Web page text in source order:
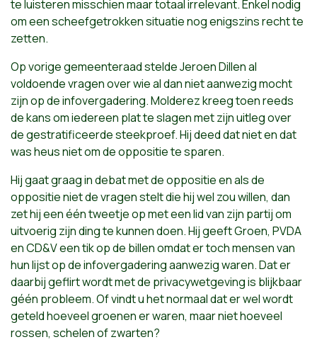
te luisteren misschien maar totaal irrelevant. Enkel nodig
om een scheefgetrokken situatie nog enigszins recht te
zetten.
Op vorige gemeenteraad stelde Jeroen Dillen al
voldoende vragen over wie al dan niet aanwezig mocht
zijn op de infovergadering. Molderez kreeg toen reeds
de kans om iedereen plat te slagen met zijn uitleg over
de gestratificeerde steekproef. Hij deed dat niet en dat
was heus niet om de oppositie te sparen.
Hij gaat graag in debat met de oppositie en als de
oppositie niet de vragen stelt die hij wel zou willen, dan
zet hij een één tweetje op met een lid van zijn partij om
uitvoerig zijn ding te kunnen doen. Hij geeft Groen, PVDA
en CD&V een tik op de billen omdat er toch mensen van
hun lijst op de infovergadering aanwezig waren. Dat er
daarbij geflirt wordt met de privacywetgeving is blijkbaar
géén probleem. Of vindt u het normaal dat er wel wordt
geteld hoeveel groenen er waren, maar niet hoeveel
rossen, schelen of zwarten?